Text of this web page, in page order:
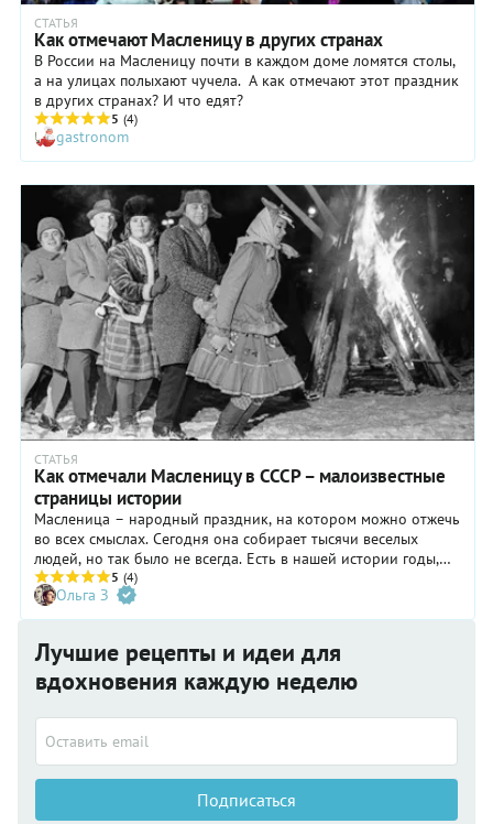
СТАТЬЯ
Как отмечают Масленицу в других странах
В России на Масленицу почти в каждом доме ломятся столы,
а на улицах полыхают чучела. А как отмечают этот праздник
в других странах? И что едят?
5 (4)
gastronom
СТАТЬЯ
Как отмечали Масленицу в СССР – малоизвестные
страницы истории
Масленица – народный праздник, на котором можно отжечь
во всех смыслах. Сегодня она собирает тысячи веселых
людей, но так было не всегда. Есть в нашей истории годы,
когда о чучеле помалкивали. Главархив Москвы рассказал,
как в 1958 году возрождали и реабилитировали Масленицу
– с народными гуляниями и вкусными блинами.
5 (4)
Ольга З
Лучшие рецепты и идеи для
вдохновения каждую неделю
Подписаться